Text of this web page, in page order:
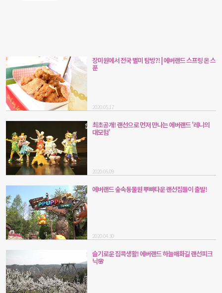
장미원에서 전국 별미 탐방?! | 에버랜드 스프링 온 스
푼
2020.05.17
최초공개! 랜선으로 먼저 만나는 에버랜드 '레니의
대모험'
2020.05.09
에버랜드 숲속동물원 뿌빠타운 랜선집들이 출발!
2020.04.30
슬기로운 집콕생활! 에버랜드 하늘매화길 랜선피크
닉🌸